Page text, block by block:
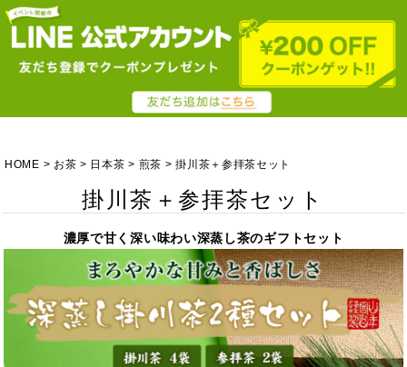
HOME お茶 日本茶 煎茶 掛川茶＋参拝茶セット
掛川茶＋参拝茶セット
濃厚で甘く深い味わい深蒸し茶のギフトセット